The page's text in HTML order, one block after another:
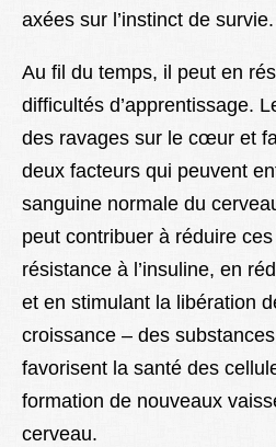
axées sur l’instinct de survie.
Au fil du temps, il peut en
difficultés d’apprentissage.
des ravages sur le cœur et
deux facteurs qui peuvent
sanguine normale du
peut contribuer à réduire
résistance à l’insuline, en
et en stimulant la libération
croissance – des
favorisent la santé des
formation de nouveaux
cerveau.